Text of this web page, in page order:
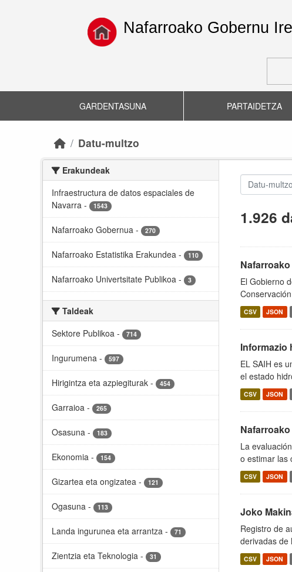
Nafarroako Gobernu
GARDENTASUNA PARTAIDETZA
Datu-multzo
Erakundeak
Infraestructura de datos espaciales de
Navarra - 1543
Nafarroako Gobernua - 270
Nafarroako Estatistika Erakundea - 110
Nafarroako Univertsitate Publikoa - 3
Taldeak
Sektore Publikoa - 714
Ingurumena - 597
Hirigintza eta azpiegiturak - 454
Garraioa - 265
Osasuna - 183
Ekonomia - 154
Gizartea eta ongizatea - 121
Ogasuna - 113
Landa ingurunea eta arrantza - 71
Zientzia eta Teknologia - 31
1.926
El Gobierno
CSV JSON
Informazio
EL SAIH es
el estado
CSV JSON
La
o estimar las
CSV JSON
Joko
Registro de
derivadas de
CSV JSON